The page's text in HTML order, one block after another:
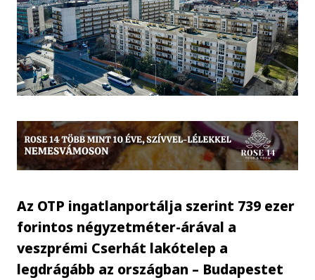
Az OTP ingatlanportálja szerint 739 ezer
forintos négyzetméter-árával a
veszprémi Cserhát lakótelep a
legdrágább az országban – Budapestet